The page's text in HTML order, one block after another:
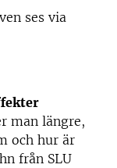
ses via
man längre,
och hur är
från SLU